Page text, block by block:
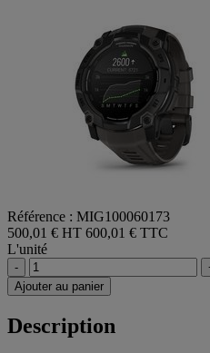
Référence : MIG100060173
500,01 € HT 600,01 € TTC
L'unité
-
Ajouter au panier
Description